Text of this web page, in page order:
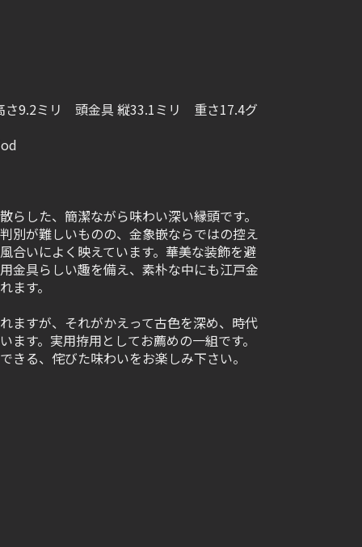
さ9.2ミリ 頭金具 縦33.1ミリ 重さ17.4グ
らした、簡潔ながら味わい深い縁頭です。
別が難しいものの、金象嵌ならではの控え
合いによく映えています。華美な装飾を避
金具らしい趣を備え、素朴な中にも江戸金
ます。
ますが、それがかえって古色を深め、時代
ます。実用拵用としてお薦めの一組です。
きる、侘びた味わいをお楽しみ下さい。